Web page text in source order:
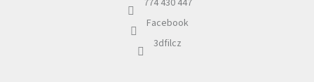
Facebook
3dfilcz